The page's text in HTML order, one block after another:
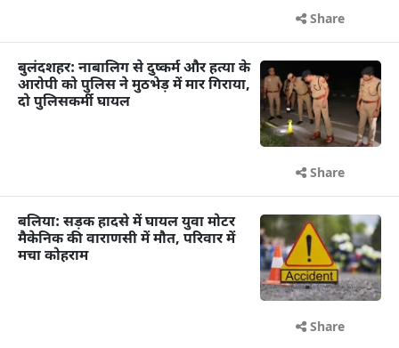
Share
बुलंदशहर: नाबालिग से दुष्कर्म और हत्या के
आरोपी को पुलिस ने मुठभेड़ में मार गिराया,
दो पुलिसकर्मी घायल
Share
बलिया: सड़क हादसे में घायल युवा मोटर
मैकेनिक की वाराणसी में मौत, परिवार में
मचा कोहराम
Share